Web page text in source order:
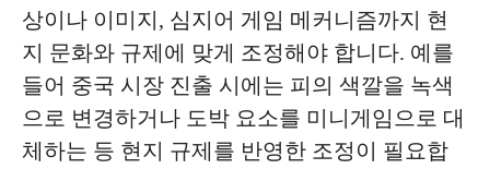
상이나 이미지, 심지어 게임 메커니즘까지 현
지 문화와 규제에 맞게 조정해야 합니다. 예를
들어 중국 시장 진출 시에는 피의 색깔을 녹색
으로 변경하거나 도박 요소를 미니게임으로 대
체하는 등 현지 규제를 반영한 조정이 필요합